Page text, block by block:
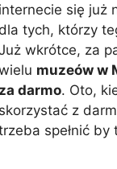
internecie się już
dla tych, którzy
wkrótce, za
muzeów w
za darmo. Oto,
skorzystać z
spełnić by